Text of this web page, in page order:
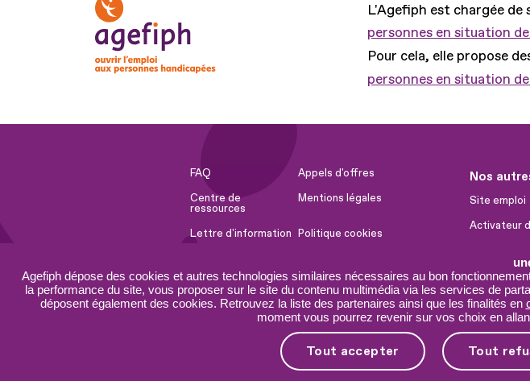
Agefiph dépose des cookies et autres technologies similaires nécessaires au bon
la performance du site, vous proposer sur le site du contenu multimédia via les services de
déposent également des cookies. Retrouvez la liste des partenaires ainsi que les finalités en
moment vous pourrez revenir sur vos choix en
Tout accepter Tout
L'Agefiph est chargée de
personnes en situation
Pour cela, elle propose
personnes en situation
FAQ
Appels d'offres
Centre de
ressources
Mentions légales
Lettre d'information Politique cookies
Accessibilité :
partiellement
conforme
Plan du site
Nos
Site emploi
Activateur
Innovation
Université
Service